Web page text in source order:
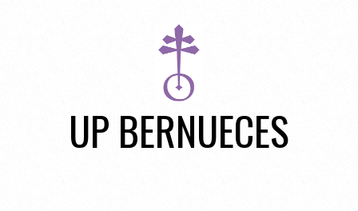
UP BERNUECES